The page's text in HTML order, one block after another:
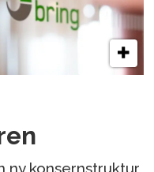
ny konsernstruktur